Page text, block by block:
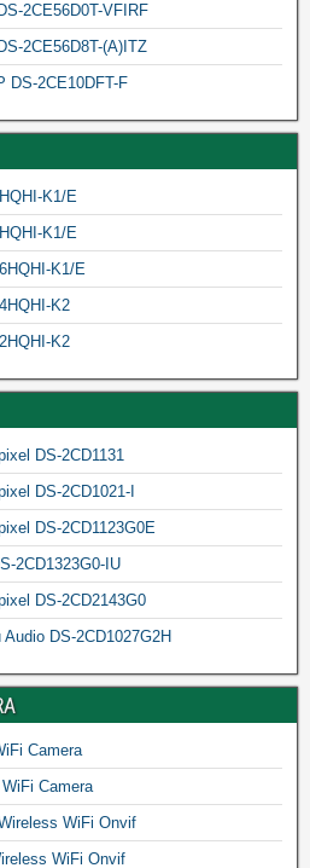
2CE56D0T-VFIRF
2CE56D8T-(A)ITZ
DS-2CE10DFT-F
K1/E
K1/E
K1/E
K2
K2
DS-2CD1131
DS-2CD1021-I
DS-2CD1123G0E
2CD1323G0-IU
DS-2CD2143G0
DS-2CD1027G2H
Camera
Camera
WiFi Onvif
WiFi Onvif